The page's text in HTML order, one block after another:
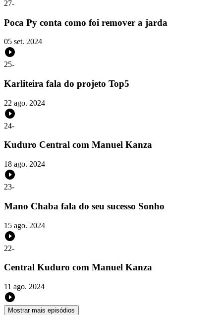
27-
Poca Py conta como foi remover a jarda
05 set. 2024
25-
Karliteira fala do projeto Top5
22 ago. 2024
24-
Kuduro Central com Manuel Kanza
18 ago. 2024
23-
Mano Chaba fala do seu sucesso Sonho
15 ago. 2024
22-
Central Kuduro com Manuel Kanza
11 ago. 2024
Mostrar mais episódios